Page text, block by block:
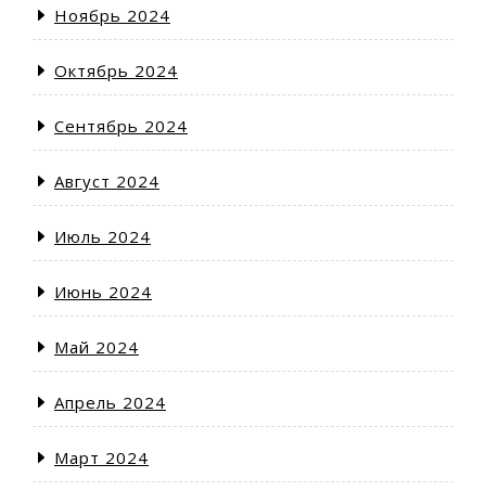
Ноябрь 2024
Октябрь 2024
Сентябрь 2024
Август 2024
Июль 2024
Июнь 2024
Май 2024
Апрель 2024
Март 2024